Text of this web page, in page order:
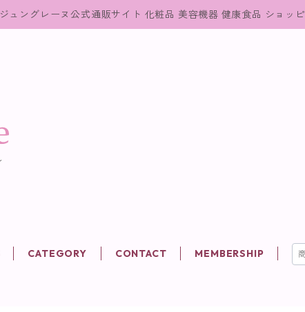
ジュングレーヌ公式通販サイト 化粧品 美容機器 健康食品 ショッ
CATEGORY CONTACT MEMBERSHIP